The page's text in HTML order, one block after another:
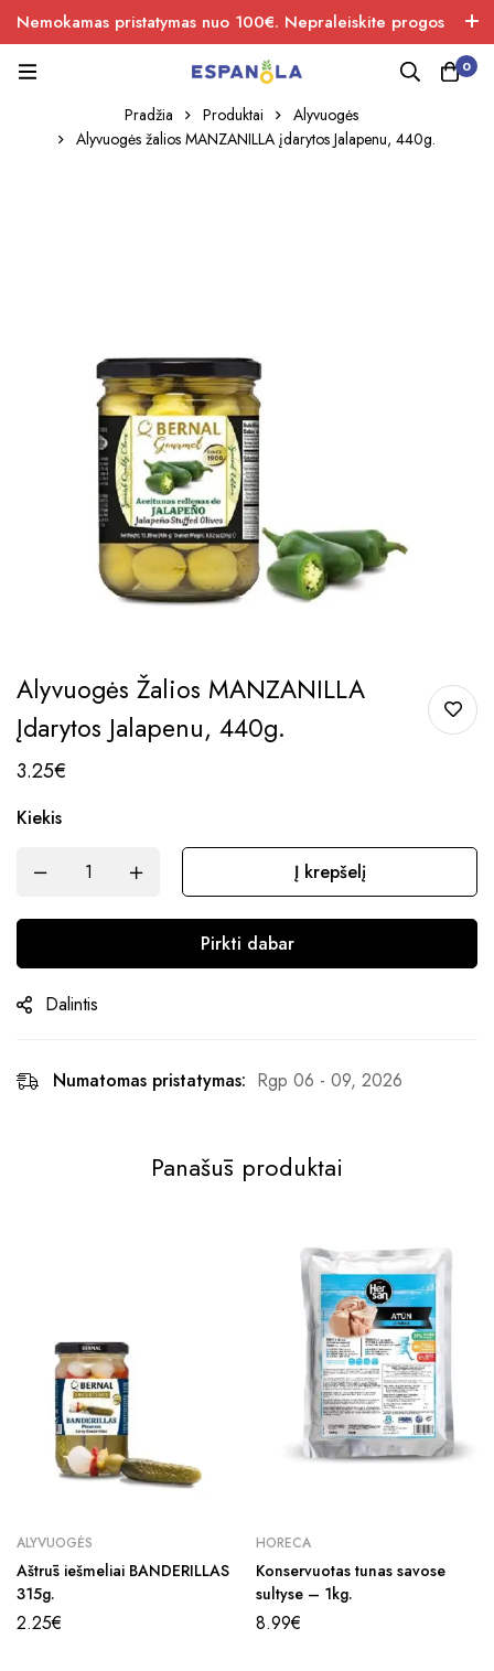
Nemokamas pristatymas nuo 100€. Nepraleiskite progos
įsigiti naujos produkcijos.
0
Pradžia Produktai
Alyvuogės
Alyvuogės žalios MANZANILLA įdarytos Jalapenu, 440g.
Alyvuogės Žalios MANZANILLA
Įdarytos Jalapenu, 440g.
3.25€
Kiekis
Į krepšelį
Pirkti dabar
Dalintis
Numatomas pristatymas: Rgp 06 - 09, 2026
Panašūs produktai
ALYVUOGĖS
Aštrūs iešmeliai BANDERILLAS
315g.
2.25€
HORECA
Konservuotas tunas savose
sultyse – 1kg.
8.99€